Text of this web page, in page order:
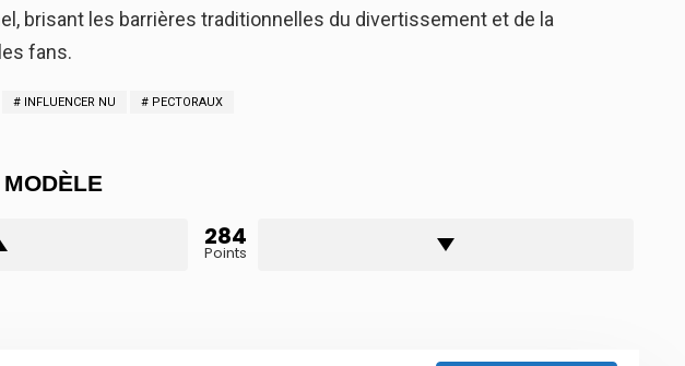
brisant les barrières traditionnelles du divertissement et de la
fans.
INFLUENCER NU PECTORAUX
284
Points